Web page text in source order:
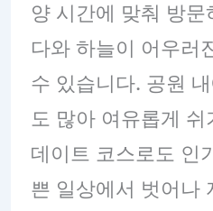
양 시간에 맞춰 방
다와 하늘이 어우러
수 있습니다. 공원
도 많아 여유롭게 쉬
데이트 코스로도 인
쁜 일상에서 벗어나